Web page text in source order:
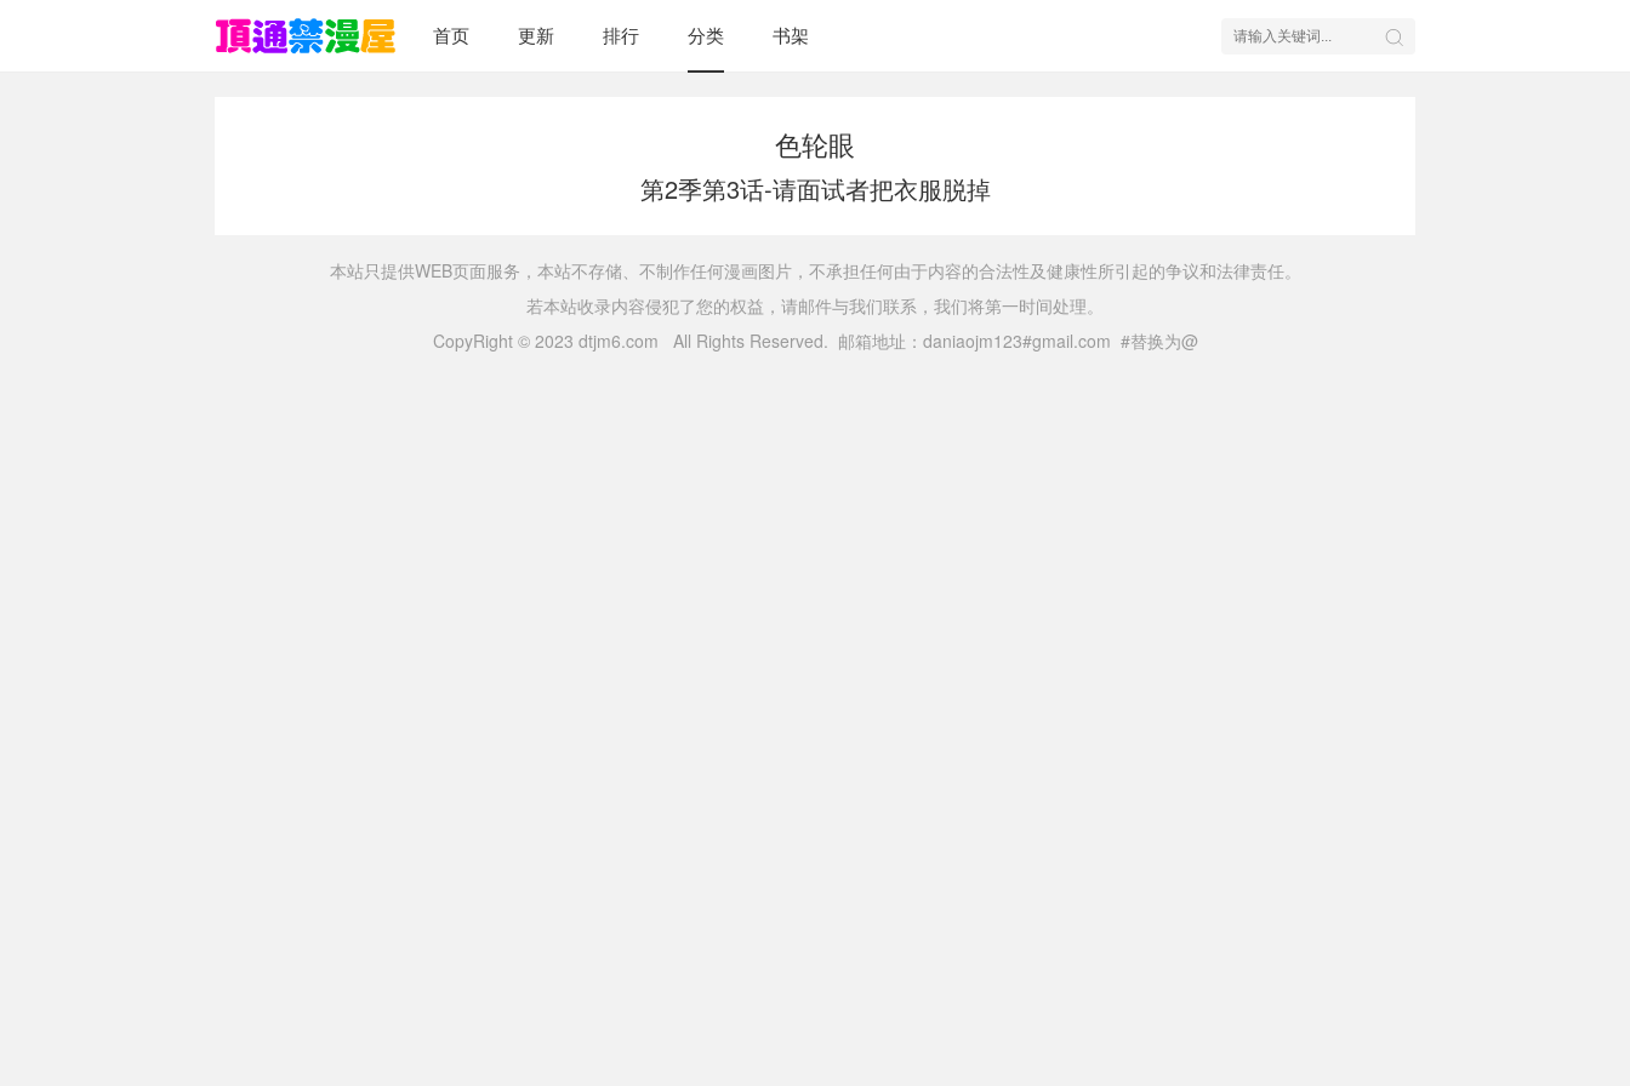
首页 更新 排行 分类 书架
色轮眼
第2季第3话-请面试者把衣服脱掉
本站只提供WEB页面服务，本站不存储、不制作任何漫画图片，不承担任何由于内容的合法性及健康性所引起的争议和法律责任。
若本站收录内容侵犯了您的权益，请邮件与我们联系，我们将第一时间处理。
CopyRight © 2023 dtjm6.com All Rights Reserved. 邮箱地址：daniaojm123#gmail.com #替换为@